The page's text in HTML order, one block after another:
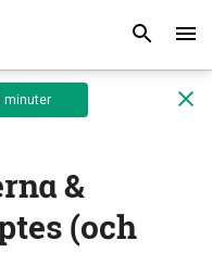
minuter
&
(och